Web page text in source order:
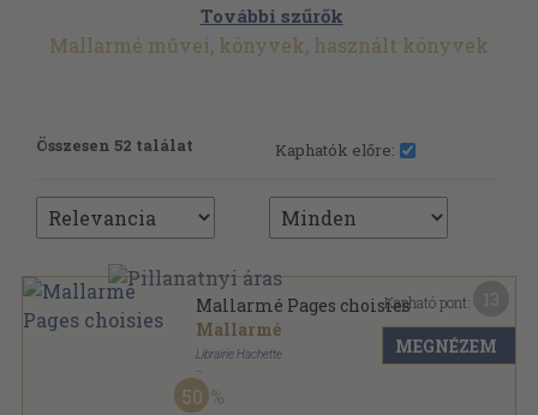
További szűrők
Mallarmé művei, könyvek, használt könyvek
Összesen 52 találat Kaphatók előre:
Mallarmé Pages choisies
Mallarmé
Librairie Hachette
Tűzött kötés
Classiques Illustrés Vaubourdolle sorozat
50
Kapható pont:
MEGNÉZEM